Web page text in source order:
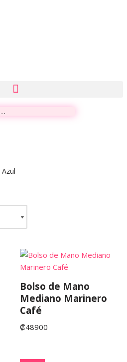
Azul
Bolso de Mano
Mediano Marinero
Café
₡48900